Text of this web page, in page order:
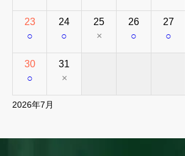
23
○
24
○
25
×
26
○
27
○
30
○
31
×
2026年7月